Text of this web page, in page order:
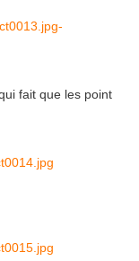
fait que les point